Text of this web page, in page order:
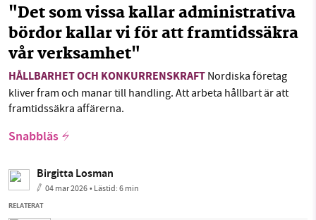
"Det som vissa kallar administrativa
bördor kallar vi för att framtidssäkra
vår verksamhet"
HÅLLBARHET OCH KONKURRENSKRAFT Nordiska företag
kliver fram och manar till handling. Att arbeta hållbart är att
framtidssäkra affärerna.
Snabbläs
Birgitta Losman
04 mar 2026• Lästid:6 min
RELATERAT